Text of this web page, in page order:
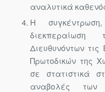
αναλυτικά
Η
Διευθυνόντων
Πρωτοδικών της
σε στατιστικά
αναβολές των